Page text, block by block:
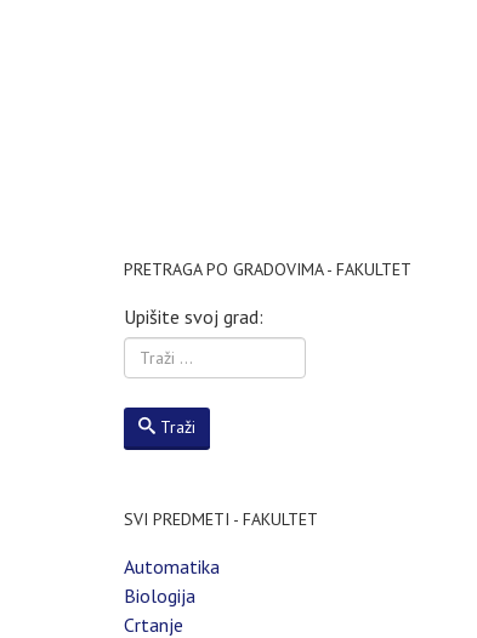
PRETRAGA PO GRADOVIMA - FAKULTET
Upišite svoj grad:
Traži
SVI PREDMETI - FAKULTET
Automatika
Biologija
Crtanje